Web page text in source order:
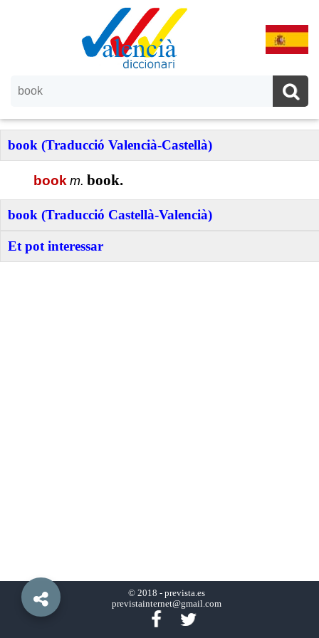
book (Traducció Valencià-Castellà)
book m. book.
book (Traducció Castellà-Valencià)
Et pot interessar
© 2018 - prevista.es
previstainternet@gmail.com